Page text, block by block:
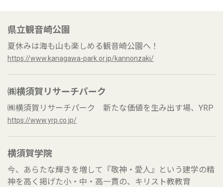
県立観音崎公園
夏休みは海も山も楽しめる観音崎公園へ！
https://www.kanagawa-park.or.jp/kannonzaki/
㈱横須賀リサーチパーク
㈱横須賀リサーチパーク 新たな価値を生み出す場、YRP
https://www.yrp.co.jp/
横須賀学院
今、あらたな輝きを増して『敬神・愛人』という建学の精
神を高く掲げた小・中・高一貫の、キリスト教教育